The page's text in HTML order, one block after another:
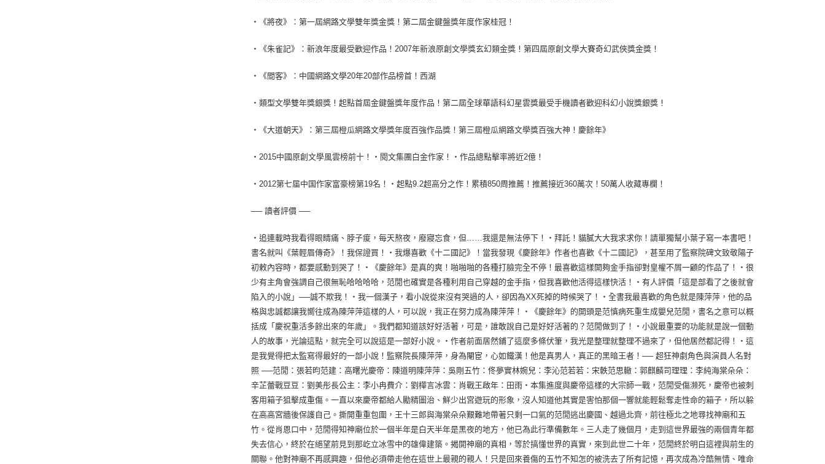
‧《將夜》：第一屆網路文學雙年獎金獎！第二屆金鍵盤獎年度作家桂冠！
‧《朱雀記》：新浪年度最受歡迎作品！2007年新浪原創文學獎玄幻類金獎！第四屆原創文學大賽奇幻武俠獎金獎！
‧《間客》：中國網路文學20年20部作品榜首！西湖
‧類型文學雙年獎銀獎！起點首屆金鍵盤獎年度作品！第二屆全球華語科幻星雲獎最受手機讀者歡迎科幻小說獎銀獎！
‧《大道朝天》：第三屆橙瓜網路文學獎年度百強作品獎！第三屆橙瓜網路文學獎百強大神！慶餘年》
‧2015中國原創文學風雲榜前十！‧閱文集團白金作家！‧作品總點擊率將近2億！
‧2012第七届中国作家富豪榜第19名！‧起點9.2超高分之作！累積850周推薦！推薦接近360萬次！50萬人收藏專欄！
── 讀者評價 ──
‧追連載時我看得眼睛痛、脖子痠，每天熬夜，廢寢忘食，但……我還是無法停下！‧拜託！貓膩大大我求求你！請單獨幫小葉子寫一本書吧！
書名就叫《葉輕眉傳奇》！我保證買！‧我爆喜歡《十二國記》！當我發現《慶餘年》作者也喜歡《十二國記》，甚至用了監察院碑文致敬陽子
初敕內容時，都要感動到哭了！‧《慶餘年》是真的爽！啪啪啪的各種打臉完全不停！最喜歡這樣開夠金手指卻對皇權不屑一顧的作品了！‧很
少有主角會強調自己很無恥哈哈哈哈，范閒也確實是各種利用自己穿越的金手指，但我喜歡他活得這樣快活！‧有人評價「這是部看了之後就會
陷入的小說」──誠不欺我！‧我一個漢子，看小說從來沒有哭過的人，卻因為XX死掉的時候哭了！‧全書我最喜歡的角色就是陳萍萍，他的品
格與忠誠都讓我嚮往成為陳萍萍這樣的人，可以說，我正在努力成為陳萍萍！‧《慶餘年》的開頭是范慎病死重生成嬰兒范閒，書名之意可以概
括成「慶祝重活多餘出來的年歲」。我們都知道該好好活著，可是，誰敢說自己是好好活著的？范閒做到了！‧小說最重要的功能就是說一個動
人的故事，光論這點，就完全可以說這是一部好小說。‧作者前面居然鋪了這麼多條伏筆，我光是整理就整理不過來了，但他居然都記得！‧這
是我覺得把太監寫得最好的一部小說！監察院長陳萍萍，身為閹宦，心如鐵漢！他是真男人，真正的黑暗王者！── 超狂神劇角色與演員人名對
照 ──范閒：張若昀范建：高曙光慶帝：陳道明陳萍萍：吳剛五竹：佟夢實林婉兒：李沁范若若：宋軼范思轍：郭麒麟司理理：李純海棠朵朵：
辛芷蕾戰豆豆：劉美彤長公主：李小冉費介：劉樺言冰雲：肖戰王啟年：田雨‧本集進度與慶帝這樣的大宗師一戰，范閒受傷瀕死，慶帝也被刺
客用箱子狙擊成重傷。一直以來慶帝都給人勵精圖治、鮮少出宮遊玩的形象，沒人知道他其實是害怕那個一響就能輕鬆奪走性命的箱子，所以躲
在高高宮牆後保護自己。撕開重重包圍，王十三郎與海棠朵朵艱難地帶著只剩一口氣的范閒逃出慶國、越過北齊，前往極北之地尋找神廟和五
竹。從肖恩口中，范閒得知神廟位於一個半年是白天半年是黑夜的地方，他已為此行準備數年。三人走了幾個月，走到這世界最強的兩個青年都
失去信心，終於在絕望前見到那屹立冰雪中的雄偉建築。揭開神廟的真相，等於搞懂世界的真實，來到此世二十年，范閒終於明白這裡與前生的
關聯。他對神廟不再感興趣，但他必須帶走他在這世上最親的親人！只是回來養傷的五竹不知怎的被洗去了所有記憶，再次成為冷酷無情、唯命